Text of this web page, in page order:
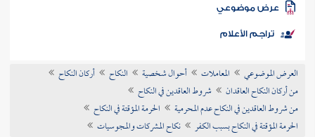
الكتب
موضوعي
تراجم الأعلام
العرض الموضوعي المعاملات أحوال شخصية النكاح
أركان النكاح
من أركان النكاح العاقدان
شروط العاقدين في النكاح
من شروط العاقدين في النكاح عدم المحرمية
الحرمة المؤقتة في النكاح
الحرمة المؤقتة في النكاح بسبب الكفر
نكاح المشركات والمجوسيات